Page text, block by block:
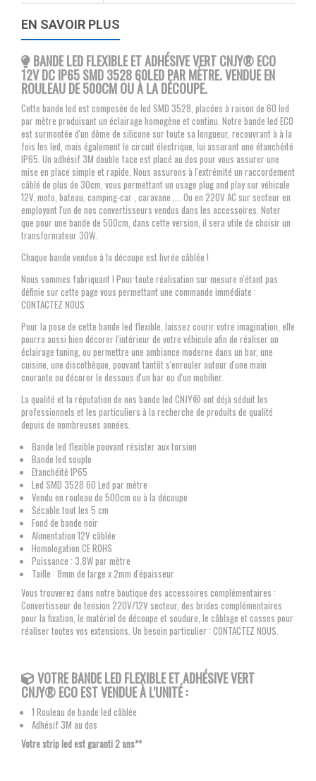
EN SAVOIR PLUS
BANDE LED FLEXIBLE ET ADHÉSIVE VERT CNJY® ECO
12V DC IP65 SMD 3528 60LED PAR MÈTRE. VENDUE EN
ROULEAU DE 500CM OU À LA DÉCOUPE.
Cette bande led est composée de led SMD 3528, placées à raison de 60 led
par mètre produisant un éclairage homogène et continu. Notre bande led ECO
est surmontée d'un dôme de silicone sur toute sa longueur, recouvrant à à la
fois les led, mais également le circuit électrique, lui assurant une étanchéité
IP65. Un adhésif 3M double face est placé au dos pour vous assurer une
mise en place simple et rapide. Nous assurons à l'extrémité un raccordement
câblé de plus de 30cm, vous permettant un usage plug and play sur véhicule
12V, moto, bateau, camping-car , caravane ,... Ou en 220V AC sur secteur en
employant l'un de nos convertisseurs vendus dans les accessoires. Noter
que pour une bande de 500cm, dans cette version, il sera utile de choisir un
transformateur 30W.
Chaque bande vendue à la découpe est livrée câblée !
Nous sommes fabriquant ! Pour toute réalisation sur mesure n'étant pas
définie sur cette page vous permettant une commande immédiate :
CONTACTEZ NOUS
Pour la pose de cette bande led flexible, laissez courir votre imagination, elle
pourra aussi bien décorer l'intérieur de votre véhicule afin de réaliser un
éclairage tuning, ou permettre une ambiance moderne dans un bar, une
cuisine, une discothèque, pouvant tantôt s'enrouler autour d'une main
courante ou décorer le dessous d'un bar ou d'un mobilier.
La qualité et la réputation de nos bande led CNJY® ont déjà séduit les
professionnels et les particuliers à la recherche de produits de qualité
depuis de nombreuses années.
Bande led flexible pouvant résister aux torsion
Bande led souple
Etanchéité IP65
Led SMD 3528 60 Led par mètre
Vendu en rouleau de 500cm ou à la découpe
Sécable tout les 5 cm
Fond de bande noir
Alimentation 12V câblée
Homologation CE ROHS
Puissance : 3.8W par mètre
Taille : 8mm de large x 2mm d'épaisseur
Vous trouverez dans notre boutique des accessoires complémentaires :
Convertisseur de tension 220V/12V secteur, des brides complémentaires
pour la fixation, le matériel de découpe et soudure, le câblage et cosses pour
réaliser toutes vos extensions. Un besoin particulier : CONTACTEZ NOUS.
VOTRE BANDE LED FLEXIBLEET ADHÉSIVE VERT
CNJY®ECO EST VENDUE À L'UNITÉ :
1 Rouleau de bande led câblée
Adhésif 3M au dos
Votre strip led est garanti 2 ans**